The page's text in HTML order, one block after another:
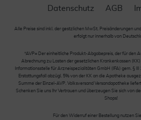
Datenschutz AGB
Alle Preise sind inkl. der gestzlichen MwSt. Preisänderungen
erfolgt nur innerhalb von
*AVP= Der einheitliche Produkt-Abgabepreis, der für den
Abrechnung zu Lasten der gesetzlichen Krankenkassen
Informationsstelle für Arzneispezialitäten GmbH (IFA) gem. § III
Erstattungsfall abzügl. 5% von der KK an die Apotheke
Summe der Einzel-AVP. Volksversand Versandapotheke
Schenken Sie uns Ihr Vertrauen und überzeugen Sie sich von
Shops!
Für den Widerruf einer Bestellung nutzen